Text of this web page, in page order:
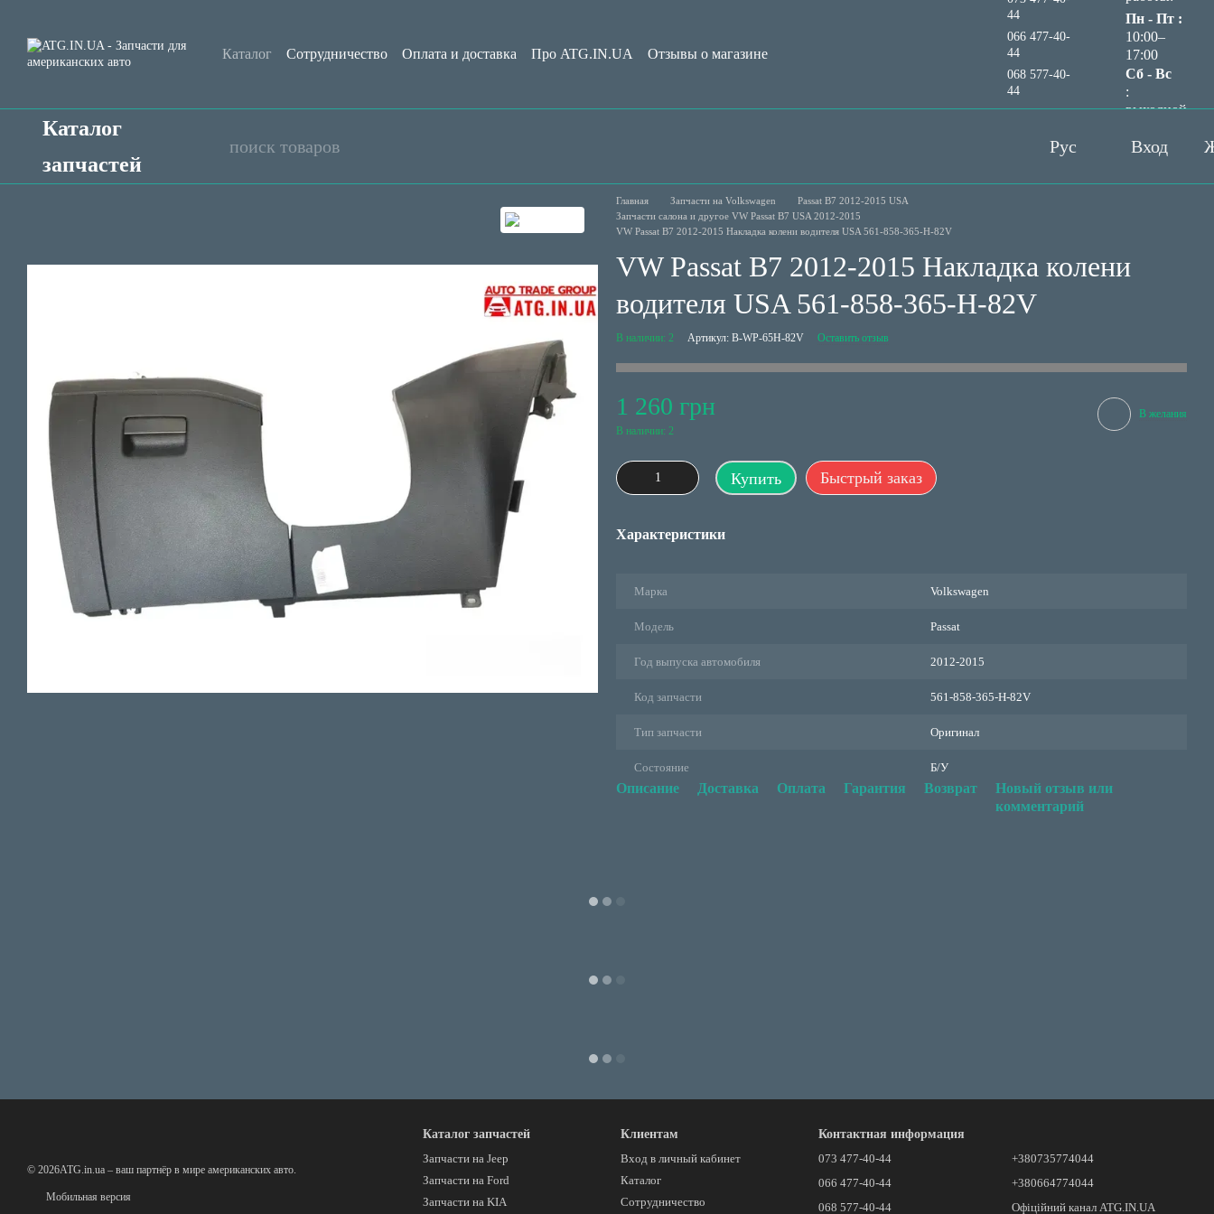
Каталог Сотрудничество Оплата и доставка Про ATG.IN.UA
Отзывы о магазине
44
066 477-40-
44
068 577-40-
44
Перезвонить вам?
Пн - Пт :
10:00–
17:00
Сб - Вс
:
выходной
Каталог
запчастей
Рус Вход
Главная Запчасти на Volkswagen
Passat B7 2012-2015 USA
Запчасти салона и другое VW Passat B7 USA 2012-2015
VW Passat B7 2012-2015 Накладка колени водителя USA 561-858-365-H-82V
VW Passat B7 2012-2015 Накладка колени
водителя USA 561-858-365-H-82V
В наличии: 2 Артикул: B-WP-65H-82V Оставить отзыв
1 260 грн
В наличии: 2
В желания
Купить Быстрый заказ
Характеристики
Марка Volkswagen
Модель Passat
Год выпуска автомобиля 2012-2015
Код запчасти 561-858-365-H-82V
Тип запчасти Оригинал
Состояние Б/У
Описание Доставка Оплата Гарантия Возврат
Новый отзыв или
комментарий
© 2026ATG.in.ua – ваш партнёр в мире американских авто.
Мобильная версия
Каталог запчастей
Запчасти на Jeep
Запчасти на Ford
Запчасти на KIA
Клиентам
Вход в личный кабинет
Каталог
Сотрудничество
Контактная информация
073 477-40-44
066 477-40-44
068 577-40-44
+380735774044
+380664774044
Офіційний канал ATG.IN.UA